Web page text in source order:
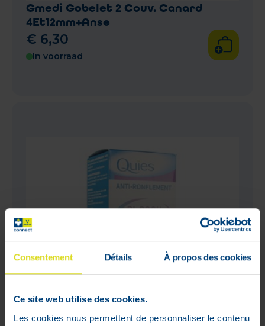
Consentement Détails À propos des cookies
Ce site web utilise des cookies.
Les cookies nous permettent de personnaliser le contenu
Gmedi Gobelet 2 Couv. Canard
4Et12mm+Anse
€ 6,30
In voorraad